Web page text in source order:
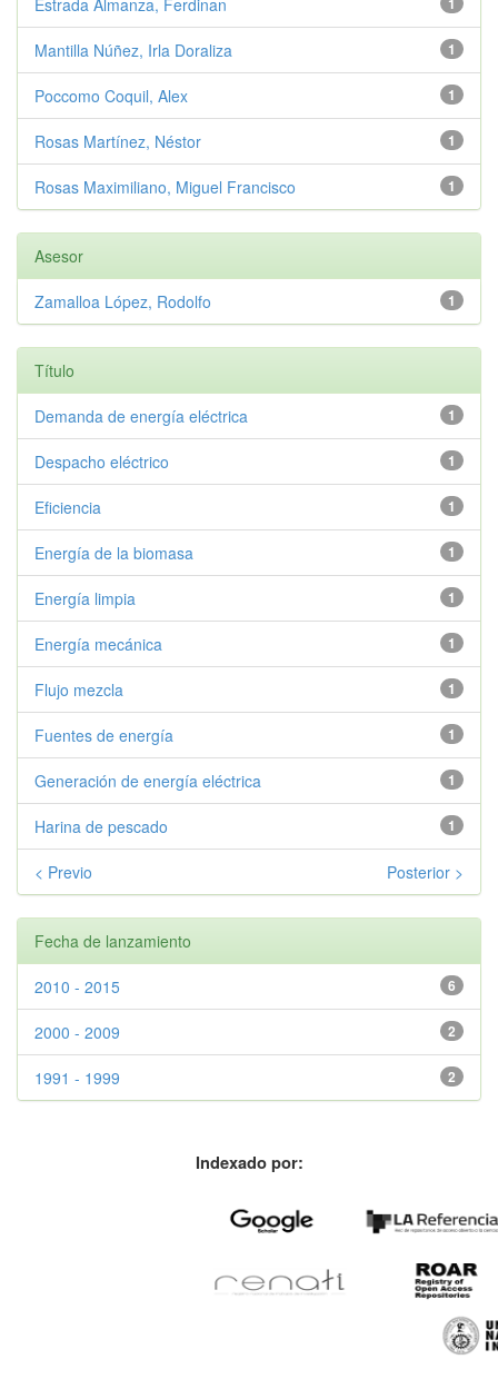
1
Mantilla Núñez, Irla Doraliza
1
Poccomo Coquil, Alex
1
Rosas Martínez, Néstor
1
Rosas Maximiliano, Miguel Francisco
Asesor
1
Zamalloa López, Rodolfo
Título
1
Demanda de energía eléctrica
1
Despacho eléctrico
1
Eficiencia
1
Energía de la biomasa
1
Energía limpia
1
Energía mecánica
1
Flujo mezcla
1
Fuentes de energía
1
Generación de energía eléctrica
1
Harina de pescado
< Previo Posterior >
Fecha de lanzamiento
6
2010 - 2015
2
2000 - 2009
2
1991 - 1999
Indexado por: